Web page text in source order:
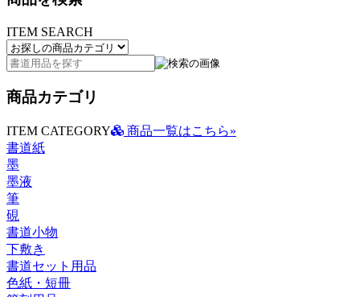
ITEM SEARCH
商品カテゴリ
ITEM CATEGORY
商品一覧はこちら»
書道紙
墨
墨液
筆
硯
書道小物
下敷き
書道セット用品
色紙・短冊